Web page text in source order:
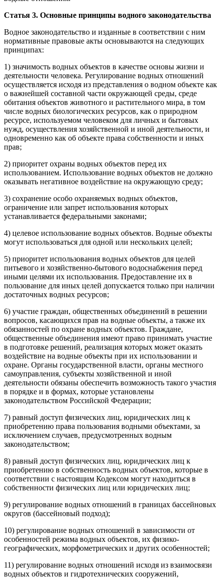
Статья 3. Основные принципы водного законодательства
Водное законодательство и изданные в соответствии с ним
нормативные правовые акты основываются на следующих
принципах:
1) значимость водных объектов в качестве основы жизни и
деятельности человека. Регулирование водных отношений
осуществляется исходя из представления о водном объекте как
о важнейшей составной части окружающей среды, среде
обитания объектов животного и растительного мира, в том
числе водных биологических ресурсов, как о природном
ресурсе, используемом человеком для личных и бытовых
нужд, осуществления хозяйственной и иной деятельности, и
одновременно как об объекте права собственности и иных
прав;
2) приоритет охраны водных объектов перед их
использованием. Использование водных объектов не должно
оказывать негативное воздействие на окружающую среду;
3) сохранение особо охраняемых водных объектов,
ограничение или запрет использования которых
устанавливается федеральными законами;
4) целевое использование водных объектов. Водные объекты
могут использоваться для одной или нескольких целей;
5) приоритет использования водных объектов для целей
питьевого и хозяйственно-бытового водоснабжения перед
иными целями их использования. Предоставление их в
пользование для иных целей допускается только при наличии
достаточных водных ресурсов;
6) участие граждан, общественных объединений в решении
вопросов, касающихся прав на водные объекты, а также их
обязанностей по охране водных объектов. Граждане,
общественные объединения имеют право принимать участие
в подготовке решений, реализация которых может оказать
воздействие на водные объекты при их использовании и
охране. Органы государственной власти, органы местного
самоуправления, субъекты хозяйственной и иной
деятельности обязаны обеспечить возможность такого участия
в порядке и в формах, которые установлены
законодательством Российской Федерации;
7) равный доступ физических лиц, юридических лиц к
приобретению права пользования водными объектами, за
исключением случаев, предусмотренных водным
законодательством;
8) равный доступ физических лиц, юридических лиц к
приобретению в собственность водных объектов, которые в
соответствии с настоящим Кодексом могут находиться в
собственности физических лиц или юридических лиц;
9) регулирование водных отношений в границах бассейновых
округов (бассейновый подход);
10) регулирование водных отношений в зависимости от
особенностей режима водных объектов, их физико-
географических, морфометрических и других особенностей;
11) регулирование водных отношений исходя из взаимосвязи
водных объектов и гидротехнических сооружений,